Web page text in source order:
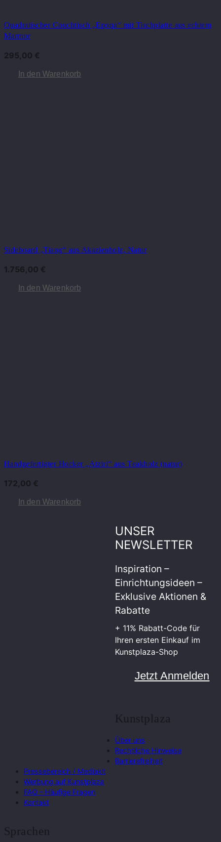
Quadratischer Couchtisch „Epoqa“ mit Tischplatte aus echtem
Marmor
295,00 €
In den Warenkorb
Sideboard „Tiang“ aus Akazienholz, Natur
1.756,00 €
In den Warenkorb
Handgefertigter Hocker „Atziri“ aus Teakholz (natur)
172,00 €
In den Warenkorb
UNSER
NEWSLETTER
Inspiration –
Einrichtungsideen –
Exklusive Aktionen &
Rabatte
+ 11% Rabatt-Code für
Ihren ersten Einkauf im
Kunstplaza-Shop
Jetzt Anmelden
Kunstplaza
Über uns
Rechtliche Hinweise
Barrierefreiheit
Pressebereich / Mediakit
Werbung auf Kunstplaza
FAQ – Häufige Fragen
Kontakt
Sprachen